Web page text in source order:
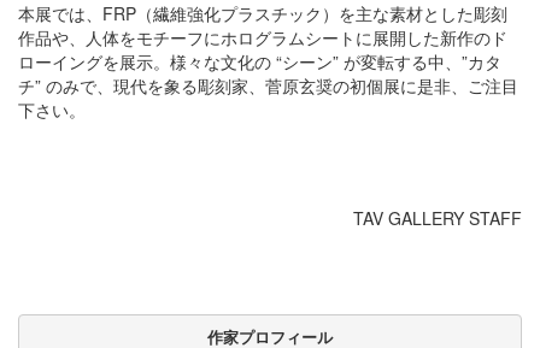
本展では、FRP（繊維強化プラスチック）を主な素材とした彫刻
作品や、人体をモチーフにホログラムシートに展開した新作のド
ローイングを展示。様々な文化の “シーン” が変転する中、”カタ
チ” のみで、現代を象る彫刻家、菅原玄奨の初個展に是非、ご注目
下さい。
TAV GALLERY STAFF
作家プロフィール